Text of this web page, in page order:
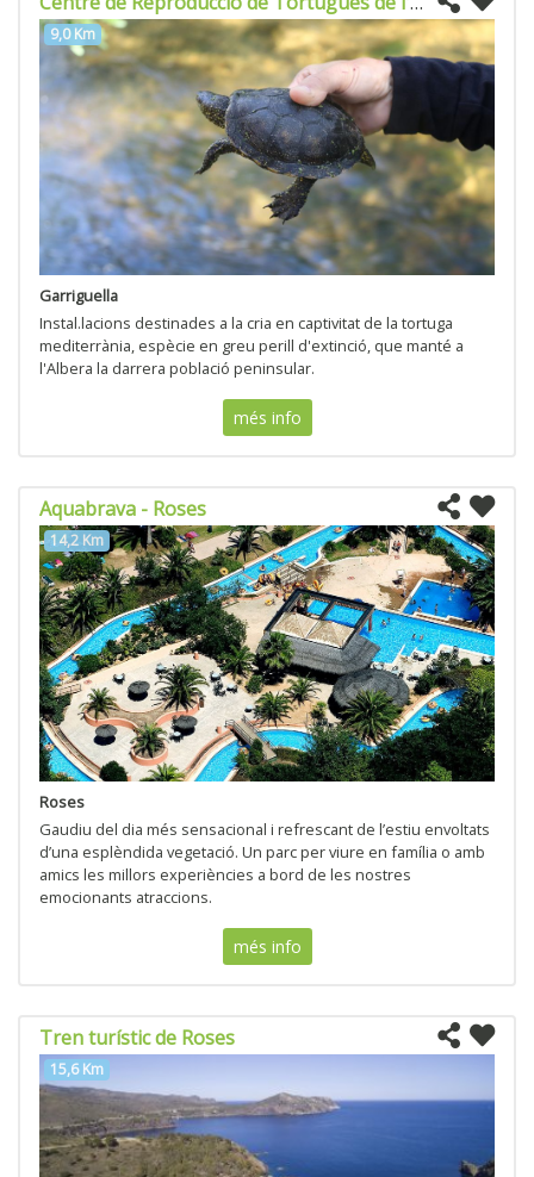
9,0 Km
Garriguella
Instal.lacions destinades a la cria en captivitat de la tortuga
mediterrània, espècie en greu perill d'extinció, que manté a
l'Albera la darrera població peninsular.
més info
Aquabrava - Roses
14,2 Km
Roses
Gaudiu del dia més sensacional i refrescant de l’estiu envoltats
d’una esplèndida vegetació. Un parc per viure en família o amb
amics les millors experiències a bord de les nostres
emocionants atraccions.
més info
Tren turístic de Roses
15,6 Km